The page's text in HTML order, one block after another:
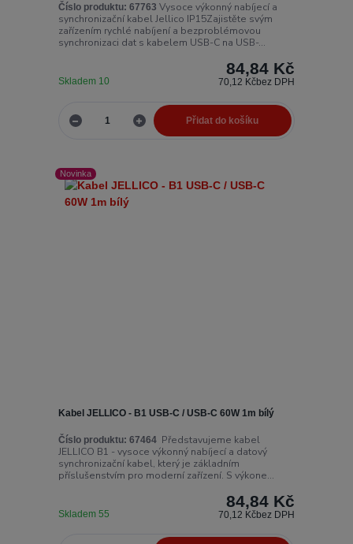
Číslo produktu: 67763 Vysoce výkonný nabíjecí a
synchronizační kabel Jellico IP15Zajistěte svým
zařízením rychlé nabíjení a bezproblémovou
synchronizaci dat s kabelem USB-C na USB-...
84,84 Kč
70,12 Kčbez DPH
Skladem 10
Přidat do košíku
Novinka
Kabel JELLICO - B1 USB-C / USB-C 60W 1m bílý
Číslo produktu: 67464Představujeme kabel
JELLICO B1 - vysoce výkonný nabíjecí a datový
synchronizační kabel, který je základním
příslušenstvím pro moderní zařízení. S výkone...
84,84 Kč
70,12 Kčbez DPH
Skladem 55